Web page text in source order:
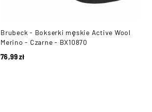
Brubeck - Bokserki męskie Active Wool
Merino - Czarne - BX10870
76,99zł